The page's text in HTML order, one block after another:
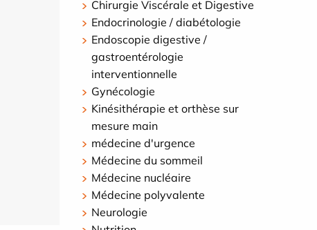
Chirurgie Viscérale et Digestive
Endocrinologie / diabétologie
Endoscopie digestive /
gastroentérologie
interventionnelle
Gynécologie
Kinésithérapie et orthèse sur
mesure main
médecine d'urgence
Médecine du sommeil
Médecine nucléaire
Médecine polyvalente
Neurologie